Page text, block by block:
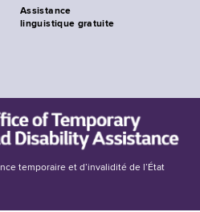
Assistance
linguistique gratuite
temporaire et d’invalidité de l’État